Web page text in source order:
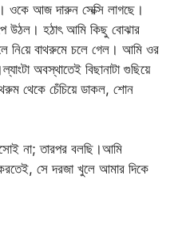
ওকে আজ দারুন সেক্সি লাগছে।
উঠল। হঠাৎ আমি কিছু বোঝার
নি‌য়ে বাথরুমে চলে গেল। আমি ওর
অবস্থাতেই বিছানাটা গুছিয়ে
থেকে চেঁচিয়ে ডাকল, শোন
না; তারপর বলছি।আমি
সে দরজা খুলে আমার দিকে